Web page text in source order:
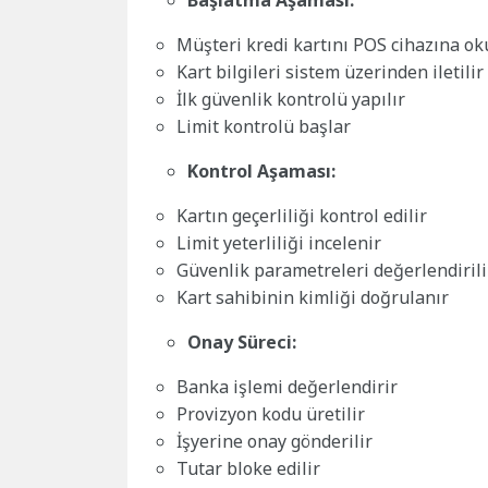
Müşteri kredi kartını POS cihazına
Kart bilgileri sistem üzerinden iletilir
İlk güvenlik kontrolü yapılır
Limit kontrolü başlar
Kontrol Aşaması:
Kartın geçerliliği kontrol edilir
Limit yeterliliği incelenir
Güvenlik parametreleri
Kart sahibinin kimliği doğrulanır
Onay Süreci:
Banka işlemi değerlendirir
Provizyon kodu üretilir
İşyerine onay gönderilir
Tutar bloke edilir